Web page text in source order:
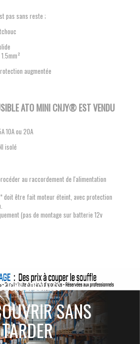
pas sans reste ;
augmentée
ATO MINICNJY®EST VENDU
10A ou 20A
isolé
au raccordement de l'alimentation
doit être fait moteur éteint, avec protection
(pas de montage sur batterie 12v
SPÉCIALES
SANS
TARDER